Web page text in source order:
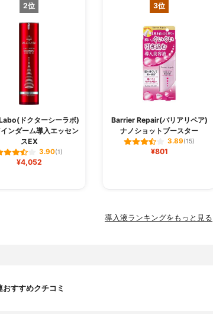
2位
ドクターシーラボ)
ンダーム導入エッセン
スEX
3.90(1)
¥4,052
3位
Barrier Repair(バリアリペア)
ナノショットブースター
3.89(15)
¥801
導入液ランキングをもっと見る
おすすめクチコミ